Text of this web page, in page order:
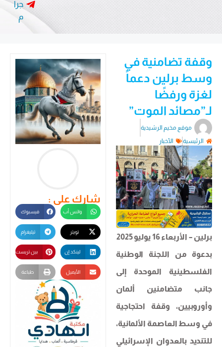
جرا
م
وقفة تضامنية في
وسط برلين دعماً
لغزة ورفضًا
لـ”مصائد الموت”
موقع مخيم الرشيدية
الرئيسية
الأخبار
برلين – الأربعاء 16 يوليو 2025
بدعوة من اللجنة الوطنية
الفلسطينية الموحدة إلى
جانب متضامنين ألمان
وأوروبيين، وقفة احتجاجية
في وسط العاصمة الألمانية،
للتنديد بالعدوان الإسرائيلي
شارك على :
واتس أب فيسبوك
تيليغرام
لينكد إن بين تريست
الأيميل طباعة